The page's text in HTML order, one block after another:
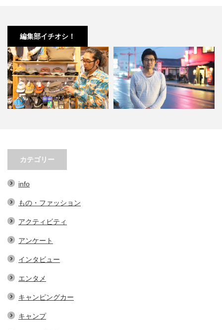
編集部イチオシ！
子３選。オ
イテム…
小林市の起爆剤！青野さんが実践
する、地域おこし協力隊での…
カテゴリー
info
もの・ファッション
アクティビティ
アンケート
インタビュー
エンタメ
キャンピングカー
キャンプ